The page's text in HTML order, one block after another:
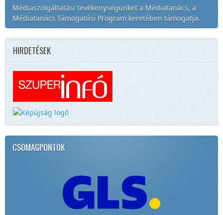
Médiaszolgáltatási tevékenységünket a Médiatanács, a
Médiatanács Támogatási Program keretében támogatja.
HIRDETÉSEK
CSOMAGPONTOK